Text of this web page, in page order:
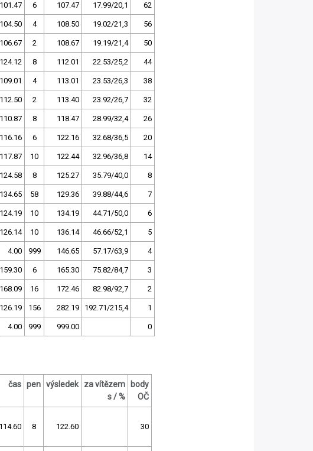
101.47 6 107.47 17.99/20,1 62
104.50 4 108.50 19.02/21,3 56
106.67 2 108.67 19.19/21,4 50
124.12 8 112.01 22.53/25,2 44
109.01 4 113.01 23.53/26,3 38
112.50 2 113.40 23.92/26,7 32
110.87 8 118.47 28.99/32,4 26
116.16 6 122.16 32.68/36,5 20
117.87 10 122.44 32.96/36,8 14
124.58 8 125.27 35.79/40,0 8
134.65 58 129.36 39.88/44,6 7
124.19 10 134.19 44.71/50,0 6
126.14 10 136.14 46.66/52,1 5
4.00 999 146.65 57.17/63,9 4
159.30 6 165.30 75.82/84,7 3
168.09 16 172.46 82.98/92,7 2
126.19 156 282.19 192.71/215,4 1
4.00 999 999.00 0
čas pen výsledek
za vítězem
s / %
body
OČ
114.60 8 122.60 30